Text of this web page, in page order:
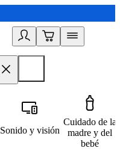
Sonido y visión
Cuidado de la
madre y del
bebé